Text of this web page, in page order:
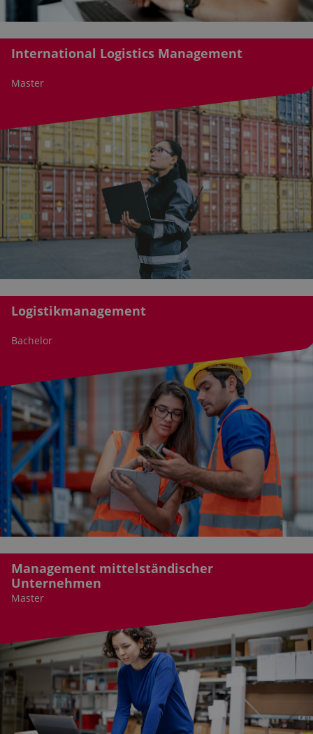
International Logistics Management
Master
Logistikmanagement
Bachelor
Management mittel­ständischer
Unternehmen
Master